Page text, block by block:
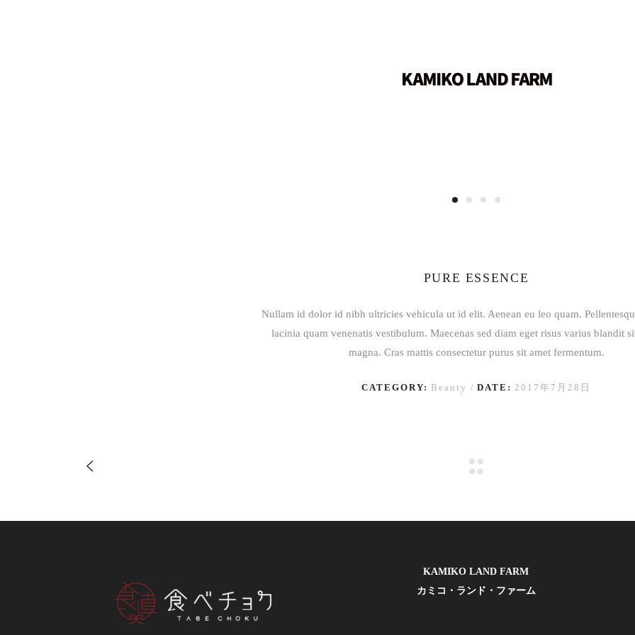
PURE ESSENCE
Nullam id dolor id nibh ultricies vehicula ut id elit. Aenean eu leo quam.
lacinia quam venenatis vestibulum. Maecenas sed diam eget risus varius blandit
magna. Cras mattis consectetur purus sit amet fermentum.
CATEGORY: Beauty DATE: 2017年7月28日
KAMIKO LAND FARM
カミコ・ランド・ファーム